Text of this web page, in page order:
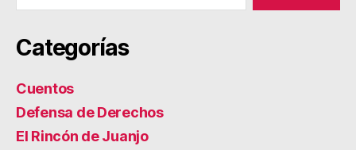
Categorías
Cuentos
Defensa de Derechos
El Rincón de Juanjo